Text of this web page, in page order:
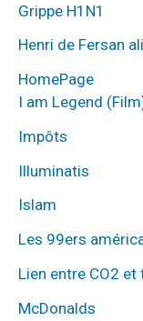
Grippe H1N1
Henri de Fersan
HomePage
I am Legend
Impôts
Illuminatis
Islam
Les 99ers
Lien entre CO2
McDonalds